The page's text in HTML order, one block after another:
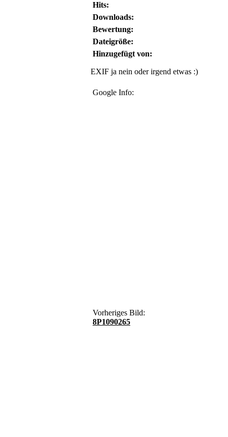
Hits:
Downloads:
Bewertung:
Dateigröße:
Hinzugefügt von:
EXIF ja nein oder irgend etwas :)
Google Info:
Vorheriges Bild:
8P1090265